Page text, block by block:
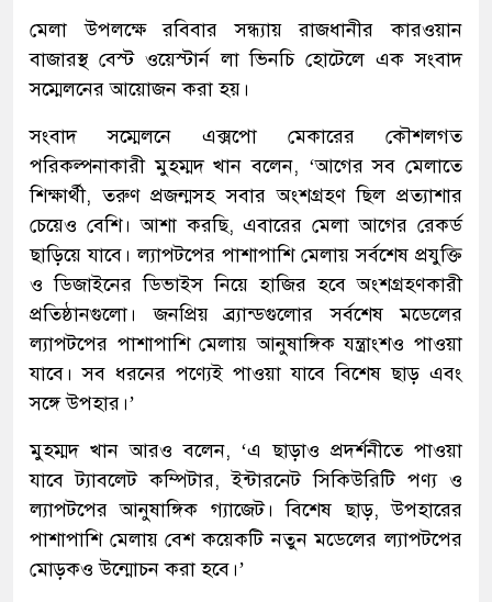
মেলা উপলক্ষে রবিবার সন্ধ্যায় রাজধানীর কারওয়ান
বাজারস্থ বেস্ট ওয়েস্টার্ন লা ভিনচি হোটেলে এক সংবাদ
সম্মেলনের আয়োজন করা হয়।
সংবাদ সম্মেলনে এক্সপো মেকারের কৌশলগত
পরিকল্পনাকারী মুহম্মদ খান বলেন, ‘আগের সব মেলাতে
শিক্ষার্থী, তরুণ প্রজন্মসহ সবার অংশগ্রহণ ছিল প্রত্যাশার
চেয়েও বেশি। আশা করছি, এবারের মেলা আগের রেকর্ড
ছাড়িয়ে যাবে। ল্যাপটপের পাশাপাশি মেলায় সর্বশেষ প্রযুক্তি
ও ডিজাইনের ডিভাইস নিয়ে হাজির হবে অংশগ্রহণকারী
প্রতিষ্ঠানগুলো। জনপ্রিয় ব্র্যান্ডগুলোর সর্বশেষ মডেলের
ল্যাপটপের পাশাপাশি মেলায় আনুষাঙ্গিক যন্ত্রাংশও পাওয়া
যাবে। সব ধরনের পণ্যেই পাওয়া যাবে বিশেষ ছাড় এবং
সঙ্গে উপহার।’
মুহম্মদ খান আরও বলেন, ‘এ ছাড়াও প্রদর্শনীতে পাওয়া
যাবে ট্যাবলেট কম্পিটার, ইন্টারনেট সিকিউরিটি পণ্য ও
ল্যাপটপের আনুষাঙ্গিক গ্যাজেট। বিশেষ ছাড়, উপহারের
পাশাপাশি মেলায় বেশ কয়েকটি নতুন মডেলের ল্যাপটপের
মোড়কও উন্মোচন করা হবে।’